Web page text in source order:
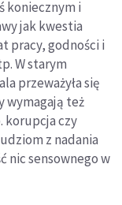
koniecznym i
jak kwestia
pracy, godności i
W starym
przeważyła się
wymagają też
korupcja czy
z nadania
nic sensownego w